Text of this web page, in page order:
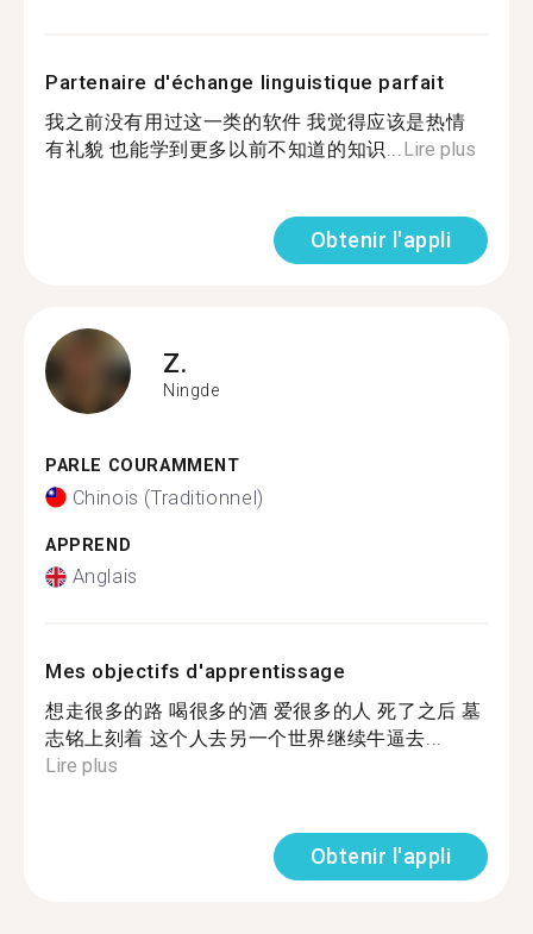
Partenaire d'échange linguistique parfait
我之前没有用过这一类的软件 我觉得应该是热情
有礼貌 也能学到更多以前不知道的知识...Lire plus
Obtenir l'appli
Z.
Ningde
PARLE COURAMMENT
Chinois (Traditionnel)
APPREND
Anglais
Mes objectifs d'apprentissage
想走很多的路 喝很多的酒 爱很多的人 死了之后 墓
志铭上刻着 这个人去另一个世界继续牛逼去...
Lire plus
Obtenir l'appli